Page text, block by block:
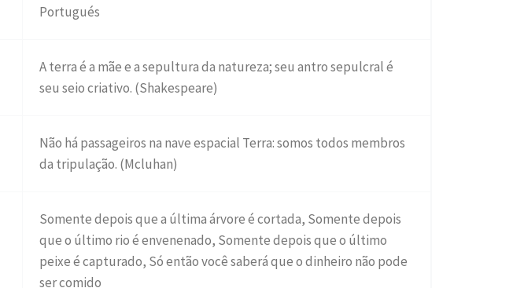
Portugués
A terra é a mãe e a sepultura da natureza; seu antro sepulcral é
seu seio criativo. (Shakespeare)
Não há passageiros na nave espacial Terra: somos todos membros
da tripulação. (Mcluhan)
Somente depois que a última árvore é cortada, Somente depois
que o último rio é envenenado, Somente depois que o último
peixe é capturado, Só então você saberá que o dinheiro não pode
ser comido